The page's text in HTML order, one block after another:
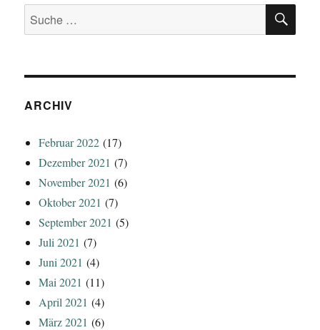
Suche
nach:
ARCHIV
Februar 2022 (17)
Dezember 2021 (7)
November 2021 (6)
Oktober 2021 (7)
September 2021 (5)
Juli 2021 (7)
Juni 2021 (4)
Mai 2021 (11)
April 2021 (4)
März 2021 (6)